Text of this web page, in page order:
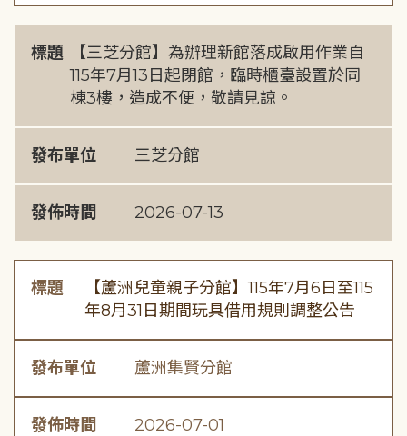
標題
【三芝分館】為辦理新館落成啟用作業自
115年7月13日起閉館，臨時櫃臺設置於同
棟3樓，造成不便，敬請見諒。
發布單位 三芝分館
發佈時間 2026-07-13
標題
【蘆洲兒童親子分館】115年7月6日至115
年8月31日期間玩具借用規則調整公告
發布單位 蘆洲集賢分館
發佈時間 2026-07-01